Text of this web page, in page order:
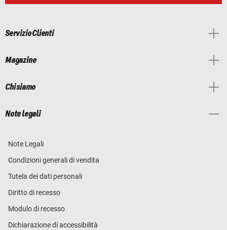
Servizio Clienti
Magazine
Chi siamo
Note legali
Note Legali
Condizioni generali di vendita
Tutela dei dati personali
Diritto di recesso
Modulo di recesso
Dichiarazione di accessibilità